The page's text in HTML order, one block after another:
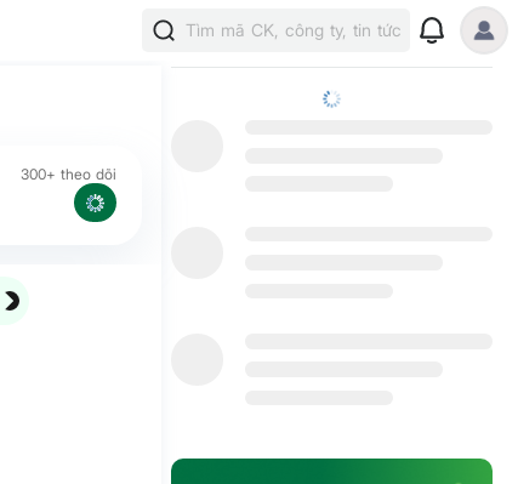
Tìm mã CK, công ty, tin tức
300+ theo dõi